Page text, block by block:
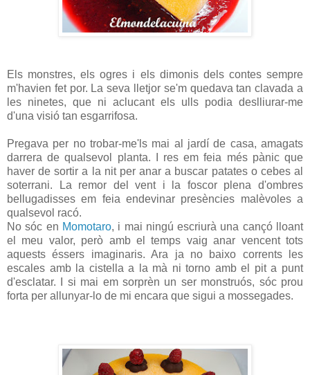
Els monstres, els ogres i els dimonis dels contes sempre
m'havien fet por. La seva lletjor se'm quedava tan clavada a
les ninetes, que ni aclucant els ulls podia deslliurar-me
d'una visió tan esgarrifosa.
Pregava per no trobar-me'ls mai al jardí de casa, amagats
darrera de qualsevol planta. I res em feia més pànic que
haver de sortir a la nit per anar a buscar patates o cebes al
soterrani. La remor del vent i la foscor plena d'ombres
bellugadisses em feia endevinar presències malèvoles a
qualsevol racó.
No sóc en Momotaro, i mai ningú escriurà una cançó lloant
el meu valor, però amb el temps vaig anar vencent tots
aquests éssers imaginaris. Ara ja no baixo corrents les
escales amb la cistella a la mà ni torno amb el pit a punt
d'esclatar. I si mai em sorprèn un ser monstruós, sóc prou
forta per allunyar-lo de mi encara que sigui a mossegades.